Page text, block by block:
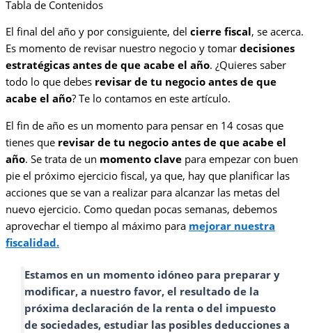
Tabla de Contenidos
El final del año y por consiguiente, del cierre fiscal, se acerca.
Es momento de revisar nuestro negocio y tomar decisiones
estratégicas antes de que acabe el año. ¿Quieres saber
todo lo que debes revisar de tu negocio antes de que
acabe el año? Te lo contamos en este artículo.
El fin de año es un momento para pensar en 14 cosas que
tienes que revisar de tu negocio antes de que acabe el
año. Se trata de un momento clave para empezar con buen
pie el próximo ejercicio fiscal, ya que, hay que planificar las
acciones que se van a realizar para alcanzar las metas del
nuevo ejercicio. Como quedan pocas semanas, debemos
aprovechar el tiempo al máximo para mejorar nuestra
fiscalidad.
Estamos en un momento idóneo para preparar y
modificar, a nuestro favor, el resultado de la
próxima declaración de la renta o del impuesto
de sociedades, estudiar las posibles deducciones a